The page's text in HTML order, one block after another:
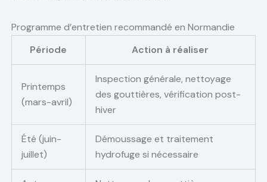
Programme d’entretien recommandé en Normandie
Période
Action à réaliser
Printemps
(mars-avril)
Inspection générale, nettoyage
des gouttières, vérification post-
hiver
Été (juin-
juillet)
Démoussage et traitement
hydrofuge si nécessaire